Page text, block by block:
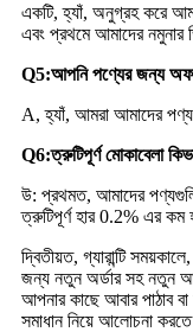
একটি, হ্যাঁ, অনুগ্রহ করে
এবং প্রথমে আমাদের নমুনার
Q5:আপনি পণ্যের জন্য
A, হ্যাঁ, আমরা আমাদের
Q6:ত্রুটিপূর্ণ মোকাবেলা
উ: প্রথমত, আমাদের পণ্যগুলি
ত্রুটিপূর্ণ হার 0.2% এর কম
দ্বিতীয়ত, গ্যারান্টি
জন্য নতুন অর্ডার সহ নতুন
আপনার কাছে আবার পাঠাব
সমাধান নিয়ে আলোচনা করতে